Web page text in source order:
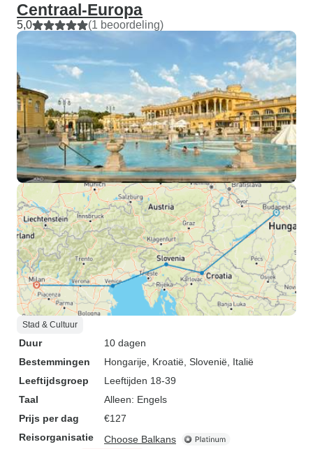
Centraal-Europa
5,0 (1 beoordeling)
Stad & Cultuur
Duur
10 dagen
Bestemmingen
Hongarije , Kroatië , Slovenië , Italië
Leeftijdsgroep
Leeftijden 18-39
Taal
Alleen: Engels
Prijs per dag
€127
Reisorganisatie
Choose Balkans